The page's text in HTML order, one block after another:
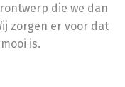
die we dan
zorgen er voor dat
is.